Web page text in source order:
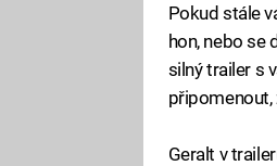
Pokud stále
hon, nebo se
silný trailer s
připomenout,
Geralt v